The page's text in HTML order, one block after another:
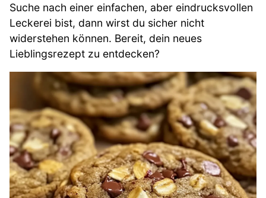
Suche nach einer einfachen, aber eindrucksvollen
Leckerei bist, dann wirst du sicher nicht
widerstehen können. Bereit, dein neues
Lieblingsrezept zu entdecken?